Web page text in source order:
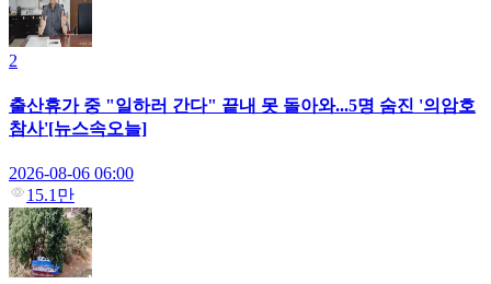
2
출산휴가 중 "일하러 간다" 끝내 못 돌아와...5명 숨진 '의암호
참사'[뉴스속오늘]
2026-08-06 06:00
15.1만